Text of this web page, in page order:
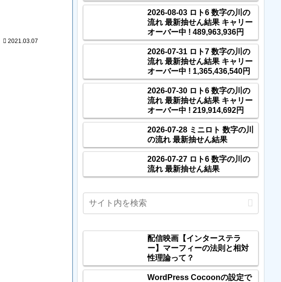
2021.03.07
2026-08-03 ロト6 数字の川の
流れ 最新抽せん結果 キャリー
オーバー中 ! 489,963,936円
2026-07-31 ロト7 数字の川の
流れ 最新抽せん結果 キャリー
オーバー中 ! 1,365,436,540円
2026-07-30 ロト6 数字の川の
流れ 最新抽せん結果 キャリー
オーバー中 ! 219,914,692円
2026-07-28 ミニロト 数字の川
の流れ 最新抽せん結果
2026-07-27 ロト6 数字の川の
流れ 最新抽せん結果
配信映画【インターステラ
ー】マーフィーの法則と相対
性理論って？
WordPress Cocoonの設定で